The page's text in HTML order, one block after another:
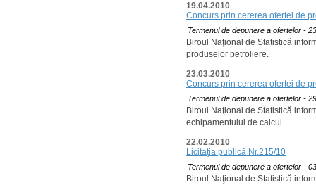
19.04.2010
Concurs prin cererea ofertei de
Termenul de depunere a ofertelor -
Biroul Naţional de Statistică
produselor petroliere.
23.03.2010
Concurs prin cererea ofertei de
Termenul de depunere a ofertelor -
Biroul Naţional de Statistică
echipamentului de calcul.
22.02.2010
Licitaţia publică Nr.215/10
Termenul de depunere a ofertelor -
Biroul Naţional de Statistică